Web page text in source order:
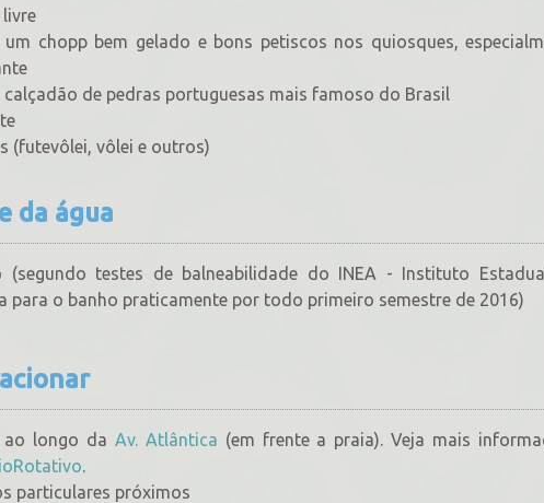
livre
um chopp bem gelado e bons petiscos nos quiosques,
calçadão de pedras portuguesas mais famoso do Brasil
(futevôlei, vôlei e outros)
da água
(segundo testes de balneabilidade do INEA - Instituto
para o banho praticamente por todo primeiro semestre de 2016)
ao longo da Av. Atlântica (em frente a praia). Veja mais
.
particulares próximos